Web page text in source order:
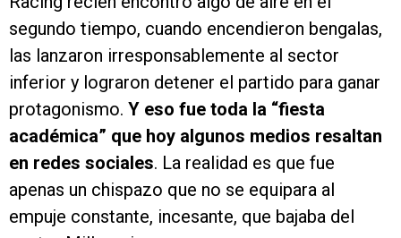
segundo tiempo, cuando encendieron bengalas,
las lanzaron irresponsablemente al sector
inferior y lograron detener el partido para ganar
protagonismo. Y eso fue toda la “fiesta
académica” que hoy algunos medios resaltan
en redes sociales. La realidad es que fue
apenas un chispazo que no se equipara al
empuje constante, incesante, que bajaba del